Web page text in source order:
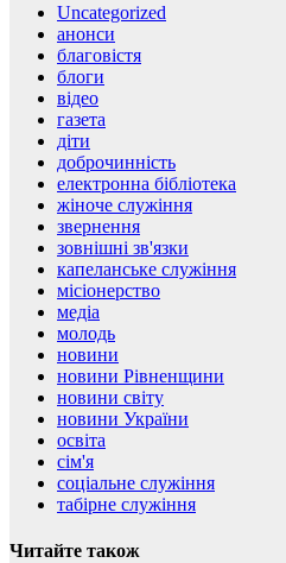
Uncategorized
анонси
благовістя
блоги
відео
газета
діти
доброчинність
електронна бібліотека
жіноче служіння
звернення
зовнішні зв'язки
капеланське служіння
місіонерство
медіа
молодь
новини
новини Рівненщини
новини світу
новини України
освіта
сім'я
соціальне служіння
табірне служіння
Читайте також